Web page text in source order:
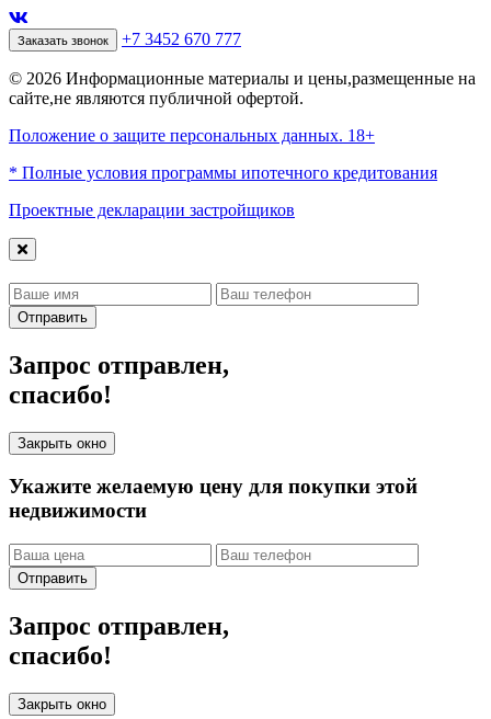
Заказать звонок +7 3452 670 777
© 2026 Информационные материалы и цены,размещенные на
сайте,не являются публичной офертой.
Положение о защите персональных данных. 18+
* Полные условия программы ипотечного кредитования
Проектные декларации застройщиков
Отправить
Запрос отправлен,
спасибо!
Закрыть окно
Укажите желаемую цену для покупки этой
недвижимости
Отправить
Запрос отправлен,
спасибо!
Закрыть окно